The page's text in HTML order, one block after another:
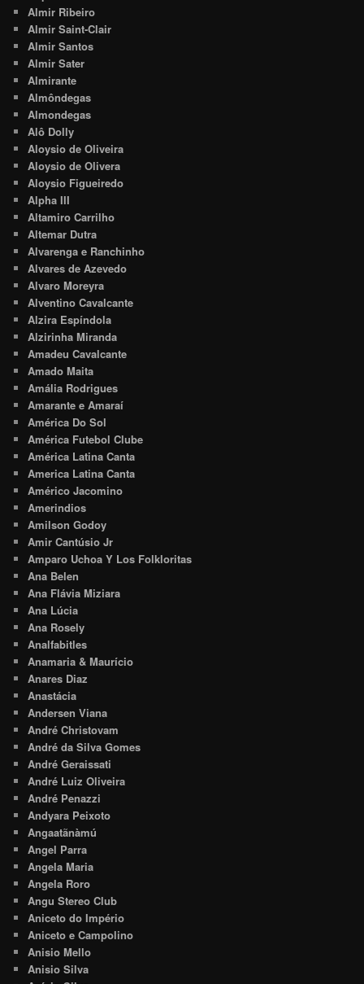
Almir Ribeiro
Almir Saint-Clair
Almir Santos
Almir Sater
Almirante
Almôndegas
Almondegas
Alô Dolly
Aloysio de Oliveira
Aloysio de Olivera
Aloysio Figueiredo
Alpha III
Altamiro Carrilho
Altemar Dutra
Alvarenga e Ranchinho
Alvares de Azevedo
Alvaro Moreyra
Alventino Cavalcante
Alzira Espíndola
Alzirinha Miranda
Amadeu Cavalcante
Amado Maita
Amália Rodrigues
Amarante e Amaraí
América Do Sol
América Futebol Clube
América Latina Canta
America Latina Canta
Américo Jacomino
Amerindios
Amilson Godoy
Amir Cantúsio Jr
Amparo Uchoa Y Los Folkloritas
Ana Belen
Ana Flávia Miziara
Ana Lúcia
Ana Rosely
Analfabitles
Anamaria & Maurício
Anares Diaz
Anastácia
Andersen Viana
André Christovam
André da Silva Gomes
André Geraissati
André Luiz Oliveira
André Penazzi
Andyara Peixoto
Angaatãnàmú
Angel Parra
Angela Maria
Angela Roro
Angu Stereo Club
Aniceto do Império
Aniceto e Campolino
Anisio Mello
Anisio Silva